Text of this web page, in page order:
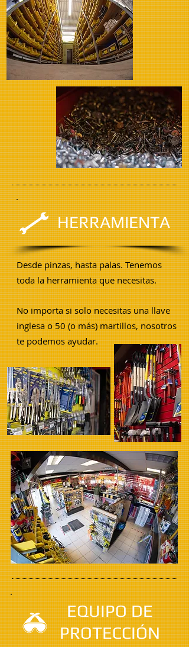
HERRAMIENTA
Desde pinzas, hasta palas. Tenemos
toda la herramienta que necesitas.
No importa si solo necesitas una llave
inglesa o 50 (o más) martillos, nosotros
te podemos ayudar.
EQUIPO DE
PROTECCIÓN